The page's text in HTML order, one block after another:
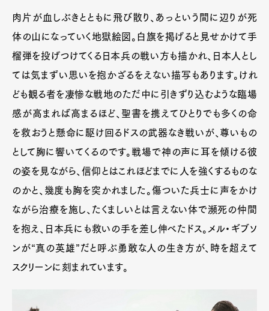
肉片が血しぶきとともに飛び散り、あっという間に辺りが死
体の山になっていく地獄絵図。白旗を掲げると見せかけて手
榴弾を投げつけてくる日本兵の戦い方も描かれ、日本人とし
ては気まずい思いを抱かざるをえない描写もあります。けれ
ども観る者を凄惨な戦地のただ中に引きずり込むような臨場
感が高まれば高まるほど、聖書を携えてひとりでも多くの命
を救おうと懸命に駆け回るドスの武器なき戦いが、尊いもの
として胸に響いてくるのです。戦場で神の声に耳を傾ける彼
の姿を見ながら、信仰とはこれほどまでに人を強くするものな
のかと、幾度も胸を突かれました。傷ついた兵士に声をかけ
ながら治療を施し、たくましいとは言えない体で瀕死の仲間
を抱え、日本兵にも救いの手を差し伸べたドス。メル・ギブソ
ンが“真の英雄”だと呼ぶ勇敢な人の生き方が、時を超えて
スクリーンに刻まれています。